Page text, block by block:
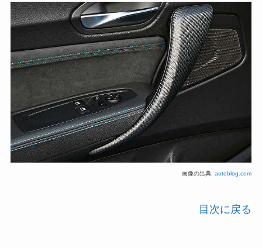
画像の出典:autoblog.com
目次に戻る